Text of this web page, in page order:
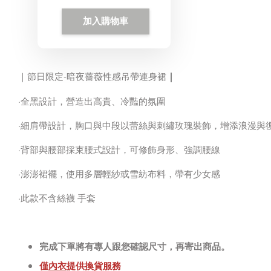
加入購物車
｜節日限定-暗夜薔薇性感吊帶連身裙 ｜
·全黑設計，營造出高貴、冷豔的氛圍
·細肩帶設計，胸口與中段以蕾絲與刺繡玫瑰裝飾，增添浪漫與
·背部與腰部採束腰式設計，可修飾身形、強調腰線
·澎澎裙襬，使用多層輕紗或雪紡布料，帶有少女感
·此款不含絲襪 手套
完成下單將有專人跟您確認尺寸，再寄出商品。
僅內衣提供換貨服務